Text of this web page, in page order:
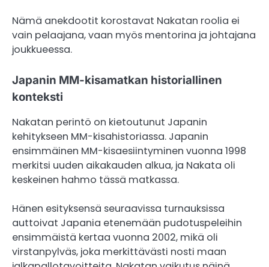
Nämä anekdootit korostavat Nakatan roolia ei
vain pelaajana, vaan myös mentorina ja johtajana
joukkueessa.
Japanin MM-kisamatkan historiallinen
konteksti
Nakatan perintö on kietoutunut Japanin
kehitykseen MM-kisahistoriassa. Japanin
ensimmäinen MM-kisaesiintyminen vuonna 1998
merkitsi uuden aikakauden alkua, ja Nakata oli
keskeinen hahmo tässä matkassa.
Hänen esityksensä seuraavissa turnauksissa
auttoivat Japania etenemään pudotuspeleihin
ensimmäistä kertaa vuonna 2002, mikä oli
virstanpylväs, joka merkittävästi nosti maan